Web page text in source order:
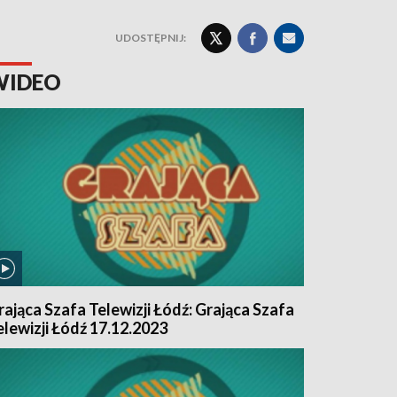
UDOSTĘPNIJ:
Szafa Telewizji Łódź: Grająca Szafa
Łódź 17.12.2023